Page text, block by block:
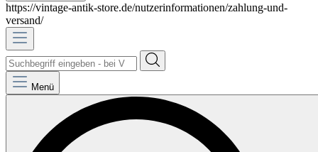
https://vintage-antik-store.de/nutzerinformationen/zahlung-und-
versand/
Menü